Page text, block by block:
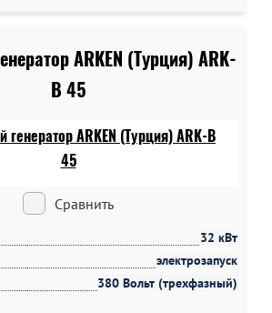
ARKEN (Турция) ARK-
B 45
Сравнить
32 кВт
электрозапуск
380 Вольт (трехфазный)